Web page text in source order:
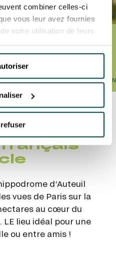
combiner celles-ci
vous leur avez fournies
votre utilisation de leurs
HORAIRES ACCÈS ET
Hippodrome
d’Auteuil
vues de Paris sur la
au cœur du
lieu idéal pour une
ou entre amis !